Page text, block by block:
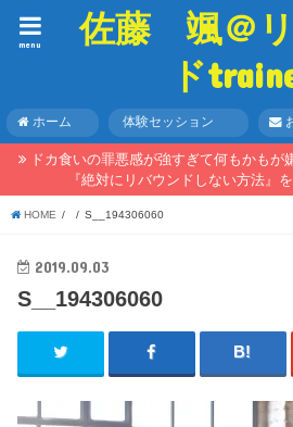
佐藤 颯＠
ド
menu
ホーム 体験セッション
ドカ食いの罪悪感が強すぎて何もかもが
『絶対にリバウンドしない方法』
HOME S__194306060
2019.09.03
S__194306060